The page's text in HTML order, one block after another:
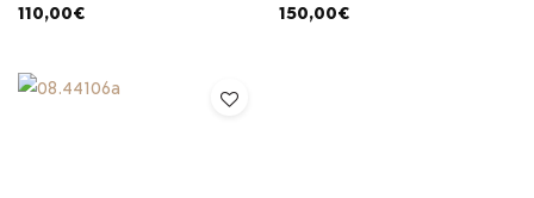
110,00€ 150,00€